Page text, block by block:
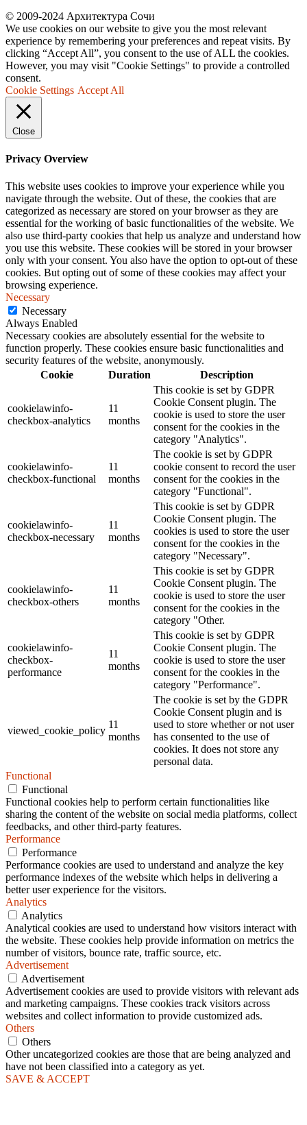
© 2009-2024 Архитектура Сочи
We use cookies on our website to give you the most relevant
experience by remembering your preferences and repeat visits. By
clicking “Accept All”, you consent to the use of ALL the cookies.
However, you may visit "Cookie Settings" to provide a controlled
consent.
Cookie Settings Accept All
Close
Privacy Overview
This website uses cookies to improve your experience while you
navigate through the website. Out of these, the cookies that are
categorized as necessary are stored on your browser as they are
essential for the working of basic functionalities of the website. We
also use third-party cookies that help us analyze and understand how
you use this website. These cookies will be stored in your browser
only with your consent. You also have the option to opt-out of these
cookies. But opting out of some of these cookies may affect your
browsing experience.
Necessary
Necessary
Always Enabled
Necessary cookies are absolutely essential for the website to
function properly. These cookies ensure basic functionalities and
security features of the website, anonymously.
Cookie
Duration Description
cookielawinfo-
checkbox-analytics
11
months
This cookie is set by GDPR
Cookie Consent plugin. The
cookie is used to store the user
consent for the cookies in the
category "Analytics".
cookielawinfo-
checkbox-functional
11
months
The cookie is set by GDPR
cookie consent to record the user
consent for the cookies in the
category "Functional".
cookielawinfo-
checkbox-necessary
11
months
This cookie is set by GDPR
Cookie Consent plugin. The
cookies is used to store the user
consent for the cookies in the
category "Necessary".
cookielawinfo-
checkbox-others
11
months
This cookie is set by GDPR
Cookie Consent plugin. The
cookie is used to store the user
consent for the cookies in the
category "Other.
cookielawinfo-
checkbox-
performance
11
months
This cookie is set by GDPR
Cookie Consent plugin. The
cookie is used to store the user
consent for the cookies in the
category "Performance".
viewed_cookie_policy
11
months
The cookie is set by the GDPR
Cookie Consent plugin and is
used to store whether or not user
has consented to the use of
cookies. It does not store any
personal data.
Functional
Functional
Functional cookies help to perform certain functionalities like
sharing the content of the website on social media platforms, collect
feedbacks, and other third-party features.
Performance
Performance
Performance cookies are used to understand and analyze the key
performance indexes of the website which helps in delivering a
better user experience for the visitors.
Analytics
Analytics
Analytical cookies are used to understand how visitors interact with
the website. These cookies help provide information on metrics the
number of visitors, bounce rate, traffic source, etc.
Advertisement
Advertisement
Advertisement cookies are used to provide visitors with relevant ads
and marketing campaigns. These cookies track visitors across
websites and collect information to provide customized ads.
Others
Others
Other uncategorized cookies are those that are being analyzed and
have not been classified into a category as yet.
SAVE & ACCEPT